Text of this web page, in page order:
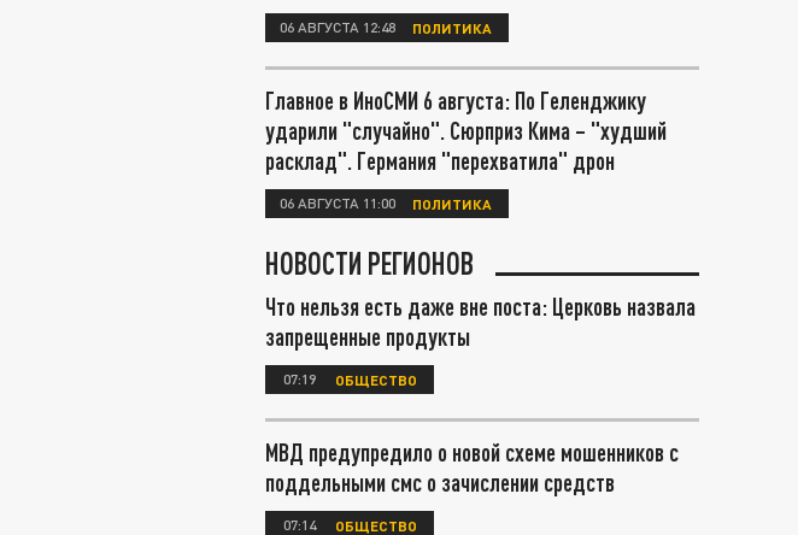
06 АВГУСТА 12:48 ПОЛИТИКА
Главное в ИноСМИ 6 августа: По Геленджику
ударили "случайно". Сюрприз Кима – "худший
расклад". Германия "перехватила" дрон
06 АВГУСТА 11:00 ПОЛИТИКА
НОВОСТИ РЕГИОНОВ
Что нельзя есть даже вне поста: Церковь назвала
запрещенные продукты
07:19 ОБЩЕСТВО
МВД предупредило о новой схеме мошенников с
поддельными смс о зачислении средств
07:14 ОБЩЕСТВО